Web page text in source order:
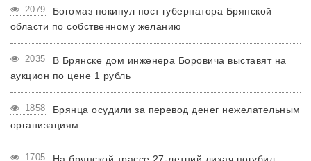
2079
Богомаз покинул пост губернатора Брянской
области по собственному желанию
2035
В Брянске дом инженера Боровича выставят на
аукцион по цене 1 рубль
1858
Брянца осудили за перевод денег нежелательным
организациям
1705